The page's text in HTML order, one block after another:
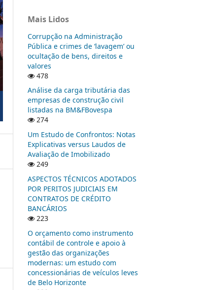
Mais Lidos
Corrupção na Administração
Pública e crimes de ‘lavagem’ ou
ocultação de bens, direitos e
valores
478
Análise da carga tributária das
empresas de construção civil
listadas na BM&FBovespa
274
Um Estudo de Confrontos: Notas
Explicativas versus Laudos de
Avaliação de Imobilizado
249
ASPECTOS TÉCNICOS ADOTADOS
POR PERITOS JUDICIAIS EM
CONTRATOS DE CRÉDITO
BANCÁRIOS
223
O orçamento como instrumento
contábil de controle e apoio à
gestão das organizações
modernas: um estudo com
concessionárias de veículos leves
de Belo Horizonte